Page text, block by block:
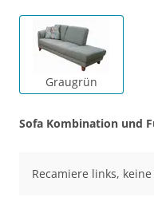
Graugrün
Sofa Kombination und
Recamiere links,